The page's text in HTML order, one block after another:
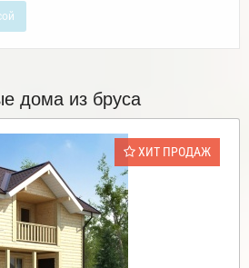
дома из бруса
ХИТ ПРОДАЖ